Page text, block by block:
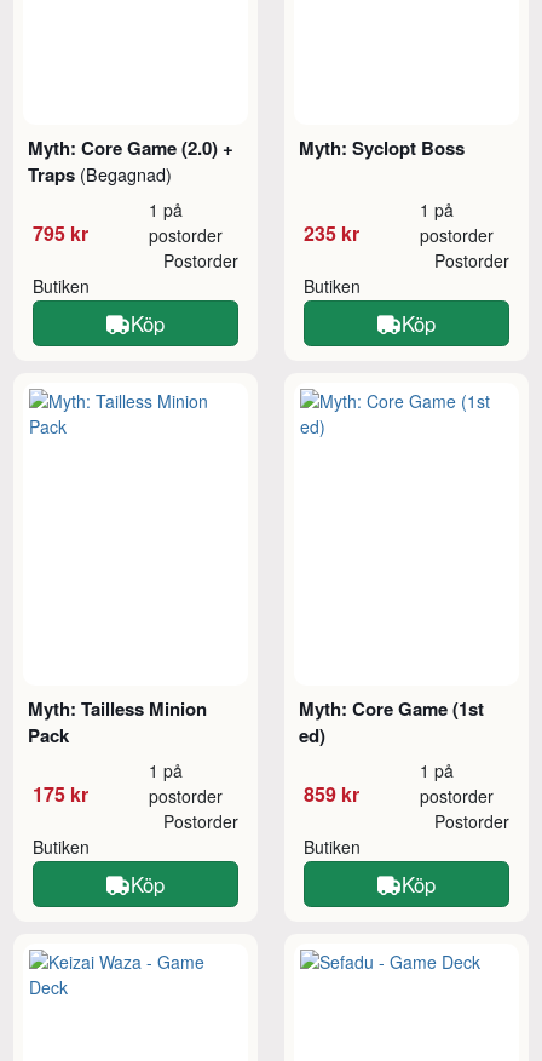
Myth: Core Game (2.0) +
Traps (Begagnad)
795 kr
1 på
postorder
Butiken
Postorder
Köp
Myth: Syclopt Boss
235 kr
1 på
postorder
Butiken
Postorder
Köp
Myth: Tailless Minion
Pack
175 kr
1 på
postorder
Butiken
Postorder
Köp
Myth: Core Game (1st
ed)
859 kr
1 på
postorder
Butiken
Postorder
Köp